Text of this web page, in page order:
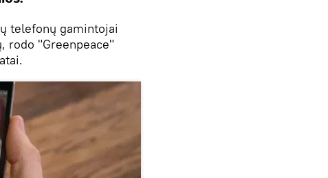
telefonų gamintojai
rodo "Greenpeace"